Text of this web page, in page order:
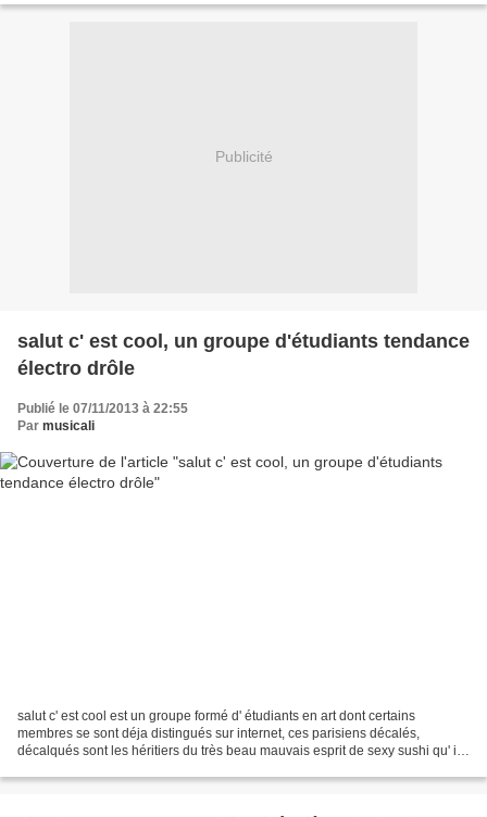
Publicité
salut c' est cool, un groupe d'étudiants tendance
électro drôle
Publié le 07/11/2013 à 22:55
Par musicali
salut c' est cool est un groupe formé d' étudiants en art dont certains
membres se sont déja distingués sur internet, ces parisiens décalés,
décalqués sont les héritiers du très beau mauvais esprit de sexy sushi qu' ils